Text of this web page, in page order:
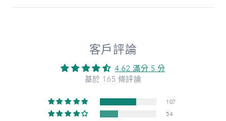
客戶評論
4.62 滿分 5 分
基於 165 條評論
107
54